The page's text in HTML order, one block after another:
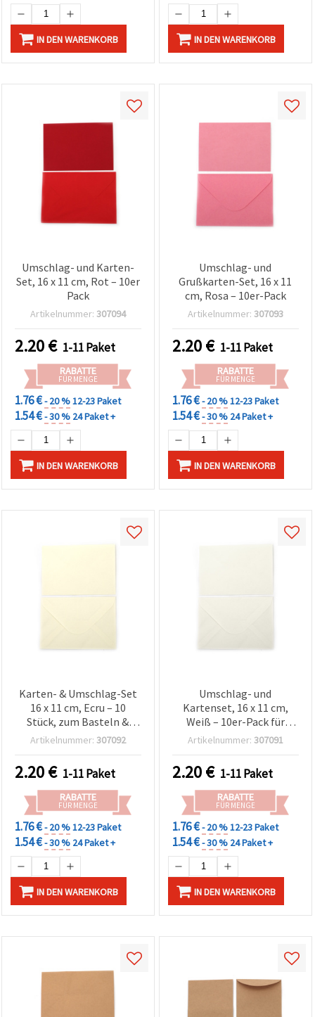
IN DEN WARENKORB IN DEN WARENKORB
Umschlag- und Karten-
Set, 16 x 11 cm, Rot – 10er
Pack
Artikelnummer: 307094
2.20€ 1-11 Paket
RABATTE
FÜR MENGE
1.76 €- 20 %12-23 Paket
1.54 €- 30 % 24 Paket +
IN DEN WARENKORB
Umschlag- und
Grußkarten-Set, 16 x 11
cm, Rosa – 10er-Pack
Artikelnummer: 307093
2.20€ 1-11 Paket
RABATTE
FÜR MENGE
1.76 €- 20 %12-23 Paket
1.54 €- 30 % 24 Paket +
IN DEN WARENKORB
Karten- & Umschlag-Set
16 x 11 cm, Ecru – 10
Stück, zum Basteln &
Scrapbooking
Artikelnummer: 307092
2.20€ 1-11 Paket
RABATTE
FÜR MENGE
1.76 €- 20 %12-23 Paket
1.54 €- 30 % 24 Paket +
IN DEN WARENKORB
Umschlag- und
Kartenset, 16 x 11 cm,
Weiß – 10er-Pack für
Basteln & DIY
Artikelnummer: 307091
2.20€ 1-11 Paket
RABATTE
FÜR MENGE
1.76 €- 20 %12-23 Paket
1.54 €- 30 % 24 Paket +
IN DEN WARENKORB